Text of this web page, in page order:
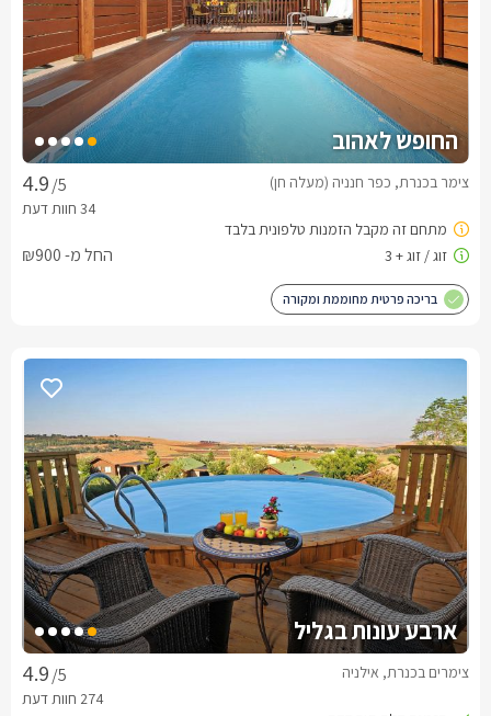
החופש לאהוב
/5 צימר בכנרת, כפר חנניה (מעלה חן)
החל מ- ₪900
בריכה פרטית מחוממת ומקורה
ארבע עונות בגליל
/5 צימרים בכנרת, אילניה